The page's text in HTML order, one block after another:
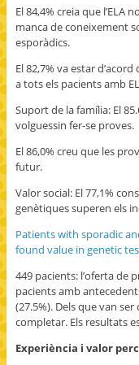
El 84,4% creia que l’ELA
manca de coneixement
esporàdics.
El 82,7% va estar
a tots els pacients amb
Suport de la família: El
volguessin fer-se proves.
El 86,0% creu que les
futur.
Valor social: El 77,1%
genètiques superen els
Patients with sporadic
found value in genetic
449 pacients: l’oferta de
pacients amb
(27.5%). Dels que van
completar. Els resultats
Experiència i valor